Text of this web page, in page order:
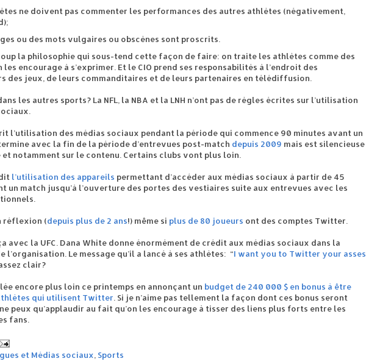
ne doivent pas commenter les performances des autres athlètes (négativement,
ou des mots vulgaires ou obscènes sont proscrits.
la philosophie qui sous-tend cette façon de faire: on traite les athlètes comme des
les encourage à s’exprimer. Et le CIO prend ses responsabilités à l’endroit des
des jeux, de leurs commanditaires et de leurs partenaires en télédiffusion.
les autres sports? La NFL la NBA et la LNH n’ont pas de règles écrites sur l’utilisation
l’utilisation des médias sociaux pendant la période qui commence 90 minutes avant un
avec la fin de la période d’entrevues post-match depuis 2009 mais est silencieuse
notamment sur le contenu. Certains clubs vont plus loin.
l’utilisation des appareils permettant d’accéder aux médias sociaux à partir de 45
un match jusqu’à l’ouverture des portes des vestiaires suite aux entrevues avec les
réflexion (depuis plus de 2 ans!) même si plus de 80 joueurs ont des comptes Twitter.
avec la UFC. Dana White donne énormément de crédit aux médias sociaux dans la
l’organisation. Le message qu’il a lancé à ses athlètes: “I want you to Twitter your asses
clair?
encore plus loin ce printemps en annonçant un budget de 240 000 $ en bonus à être
qui utilisent Twitter . Si je n’aime pas tellement la façon dont ces bonus seront
peux qu’applaudir au fait qu’on les encourage à tisser des liens plus forts entre les
fans.
et Médias sociaux, Sports